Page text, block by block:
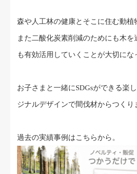
森や人工林の健康とそこに住む動植
また二酸化炭素削減のためにも木
も有効活用していくことが大切にな
お子さまと一緒にSDGsができる楽
ジナルデザインで間伐材からつくり
過去の実績事例はこちらから。